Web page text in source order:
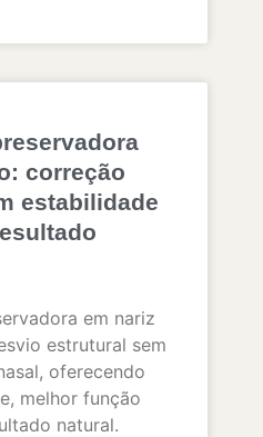
correção
estabilidade
em nariz
estrutural sem
oferecendo
melhor função
natural.